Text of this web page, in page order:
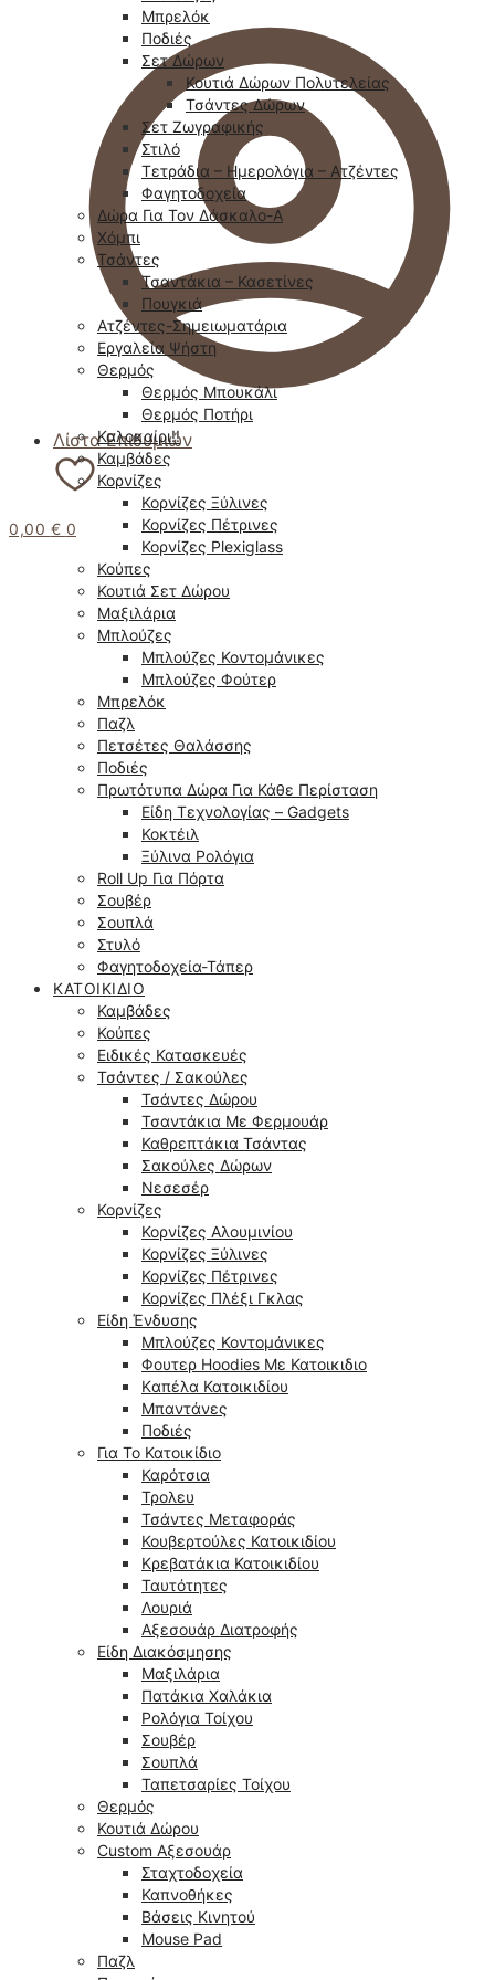
Λίστα Επιθυμιών
0,00 € 0
Μπρελόκ
Ποδιές
Σετ Δώρων
Κουτιά Δώρων Πολυτελείας
Τσάντες Δώρων
Σετ Ζωγραφικής
Στιλό
Τετράδια – Ημερολόγια – Ατζέντες
Φαγητοδοχεία
Δώρα Για Τον Δάσκαλο-Α
Χόμπι
Τσάντες
Τσαντάκια – Κασετίνες
Πουγκιά
Ατζέντες-Σημειωματάρια
Εργαλεία Ψήστη
Θερμός
Θερμός Μπουκάλι
Θερμός Ποτήρι
Καλοκαίρι!!
Καμβάδες
Κορνίζες
Κορνίζες Ξύλινες
Κορνίζες Πέτρινες
Κορνίζες Plexiglass
Κούπες
Κουτιά Σετ Δώρου
Μαξιλάρια
Μπλούζες
Μπλούζες Κοντομάνικες
Μπλούζες Φούτερ
Μπρελόκ
Παζλ
Πετσέτες Θαλάσσης
Ποδιές
Πρωτότυπα Δώρα Για Κάθε Περίσταση
Είδη Τεχνολογίας – Gadgets
Κοκτέιλ
Ξύλινα Ρολόγια
Roll Up Για Πόρτα
Σουβέρ
Σουπλά
Στυλό
Φαγητοδοχεία-Τάπερ
ΚΑΤΟΙΚΊΔΙΟ
Καμβάδες
Κούπες
Ειδικές Κατασκευές
Τσάντες / Σακούλες
Τσάντες Δώρου
Τσαντάκια Με Φερμουάρ
Καθρεπτάκια Τσάντας
Σακούλες Δώρων
Νεσεσέρ
Κορνίζες
Κορνίζες Αλουμινίου
Κορνίζες Ξύλινες
Κορνίζες Πέτρινες
Κορνίζες Πλέξι Γκλας
Είδη Ένδυσης
Μπλούζες Κοντομάνικες
Φουτερ Hoodies Με Κατοικιδιο
Kαπέλα Κατοικιδίου
Μπαντάνες
Ποδιές
Για Το Κατοικίδιο
Καρότσια
Τρολευ
Τσάντες Μεταφοράς
Κουβερτούλες Κατοικιδίου
Κρεβατάκια Κατοικιδίου
Ταυτότητες
Λουριά
Αξεσουάρ Διατροφής
Είδη Διακόσμησης
Μαξιλάρια
Πατάκια Χαλάκια
Ρολόγια Τοίχου
Σουβέρ
Σουπλά
Ταπετσαρίες Τοίχου
Θερμός
Κουτιά Δώρου
Custom Αξεσουάρ
Σταχτοδοχεία
Καπνοθήκες
Βάσεις Κινητού
Mouse Pad
Παζλ